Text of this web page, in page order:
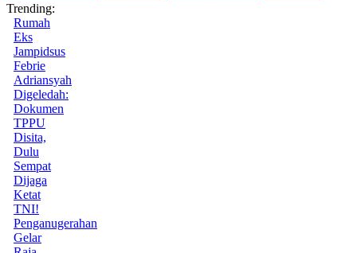
Trending:
Rumah
Eks
Jampidsus
Febrie
Adriansyah
Digeledah:
Dokumen
TPPU
Disita,
Dulu
Sempat
Dijaga
Ketat
TNI!
Penganugerahan
Gelar